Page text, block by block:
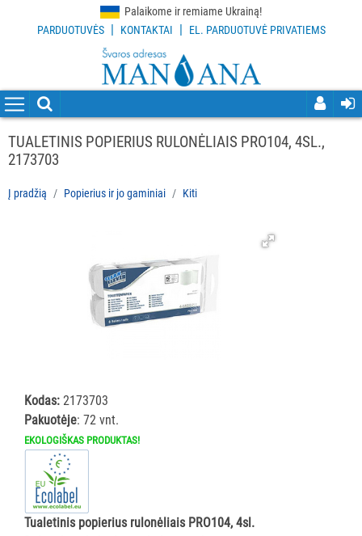
Palaikome ir remiame Ukrainą!
PARDUOTUVĖS | KONTAKTAI | EL. PARDUOTUVĖ PRIVATIEMS
VALYMO
PRIEMONĖS
VALYMO
SKALBIMO
PRIEMONĖS
PURVĄ
SUGERIANTYS
KILIMĖLIAI
TUALETINIS POPIERIUS RULONĖLIAIS PRO104, 4SL.,
2173703
Į pradžią Popierius ir jo gaminiai Kiti
Kodas: 2173703
Pakuotėje: 72 vnt.
EKOLOGIŠKAS PRODUKTAS!
Tualetinis popierius rulonėliais PRO104, 4sl.